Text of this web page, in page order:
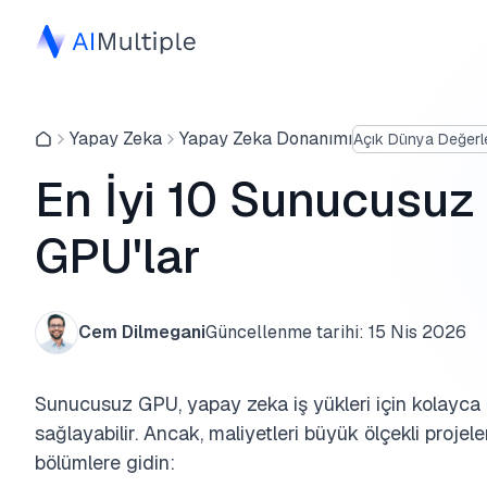
Yapay Zeka Yapay Zeka DonanımıAçık Dünya
En İyi 10
GPU'lar
Cem DilmeganiGüncellenme tarihi: 15 Nis 2026
Sunucusuz GPU, yapay zeka iş yükleri için
sağlayabilir. Ancak, maliyetleri büyük ölçekli
bölümlere gidin: